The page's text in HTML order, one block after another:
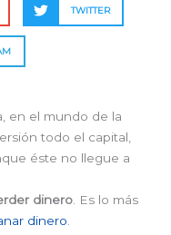
TWITTER
en el mundo de la
todo el capital,
éste no llegue a
dinero . Es lo más
dinero